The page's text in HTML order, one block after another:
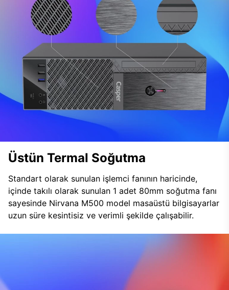
Üstün Termal Soğutma
Standart olarak sunulan işlemci fanının haricinde,
içinde takılı olarak sunulan 1 adet 80mm soğutma fanı
sayesinde Nirvana M500 model masaüstü bilgisayarlar
uzun süre kesintisiz ve verimli şekilde çalışabilir.